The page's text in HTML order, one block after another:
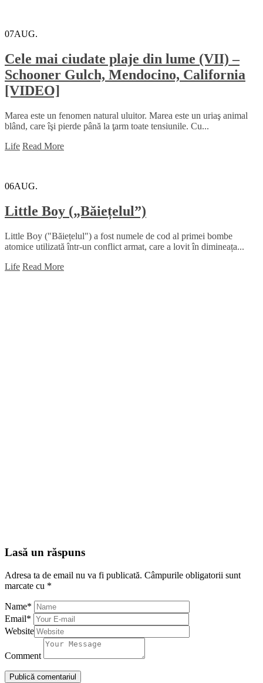
07AUG.
Cele mai ciudate plaje din lume (VII) –
Schooner Gulch, Mendocino, California
[VIDEO]
Marea este un fenomen natural uluitor. Marea este un uriaş animal
blând, care îşi pierde până la ţarm toate tensiunile. Cu...
Life Read More
06AUG.
Little Boy („Băiețelul”)
Little Boy ("Băiețelul") a fost numele de cod al primei bombe
atomice utilizată într-un conflict armat, care a lovit în dimineața...
Life Read More
Lasă un răspuns
Adresa ta de email nu va fi publicată. Câmpurile obligatorii sunt
marcate cu *
Name*
Email*
Website
Comment